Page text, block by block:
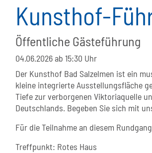
Kunsthof-
Öffentliche Gästeführung
04.06.2026ab 15:30 Uhr
Der Kunsthof Bad Salzelmen ist ein
kleine integrierte Ausstellungsfläche
Tiefe zur verborgenen Viktoriaquelle
Deutschlands. Begeben Sie sich mit
Für die Teilnahme an diesem
Treffpunkt: Rotes Haus